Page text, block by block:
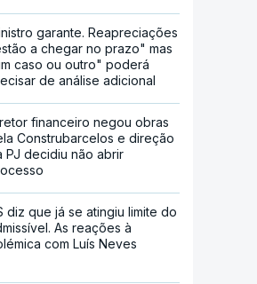
garante. Reapreciações
a chegar no prazo" mas
caso ou outro" poderá
de análise adicional
financeiro negou obras
Construbarcelos e direção
PJ decidiu não abrir
diz que já se atingiu limite do
As reações à
com Luís Neves